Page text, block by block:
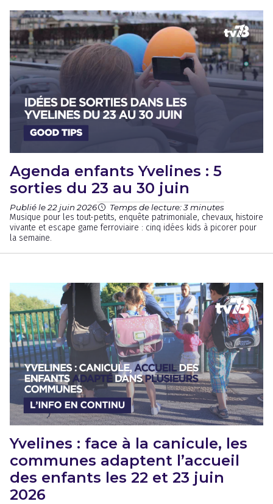
Agenda enfants Yvelines : 5
sorties du 23 au 30 juin
Publié le 22 juin 2026 Temps de lecture: 3 minutes
Musique pour les tout-petits, enquête patrimoniale, chevaux, histoire
vivante et escape game ferroviaire : cinq idées kids à picorer pour
la semaine.
Yvelines : face à la canicule, les
communes adaptent l’accueil
des enfants les 22 et 23 juin
2026